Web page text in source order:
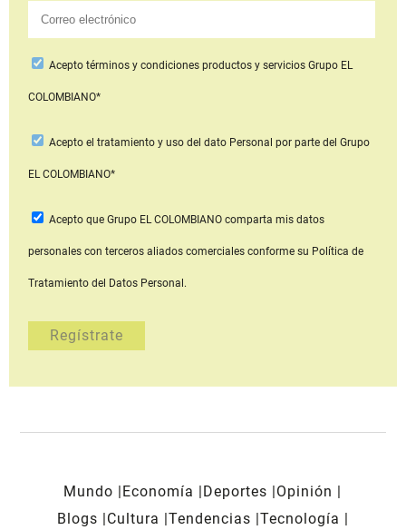
Aceptotérminos y condiciones productos y serviciosGrupo EL
COLOMBIANO*
Acepto el tratamiento y uso del dato Personal por parte del Grupo
EL COLOMBIANO*
Acepto que Grupo EL COLOMBIANOcomparta mis datos
personales con terceros aliados comerciales conforme su Política de
Tratamiento del Datos Personal.
Mundo Economía Deportes
Opinión
Blogs
Cultura Tendencias Tecnología